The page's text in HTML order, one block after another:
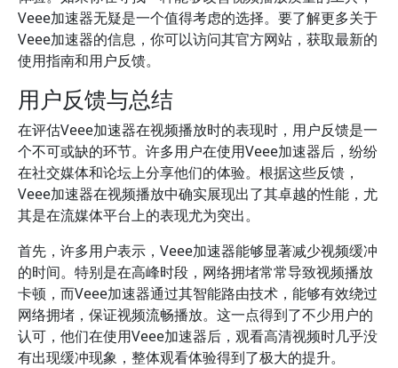
Veee加速器无疑是一个值得考虑的选择。要了解更多关于
Veee加速器的信息，你可以访问其官方网站，获取最新的
使用指南和用户反馈。
用户反馈与总结
在评估Veee加速器在视频播放时的表现时，用户反馈是一
个不可或缺的环节。许多用户在使用Veee加速器后，纷纷
在社交媒体和论坛上分享他们的体验。根据这些反馈，
Veee加速器在视频播放中确实展现出了其卓越的性能，尤
其是在流媒体平台上的表现尤为突出。
首先，许多用户表示，Veee加速器能够显著减少视频缓冲
的时间。特别是在高峰时段，网络拥堵常常导致视频播放
卡顿，而Veee加速器通过其智能路由技术，能够有效绕过
网络拥堵，保证视频流畅播放。这一点得到了不少用户的
认可，他们在使用Veee加速器后，观看高清视频时几乎没
有出现缓冲现象，整体观看体验得到了极大的提升。